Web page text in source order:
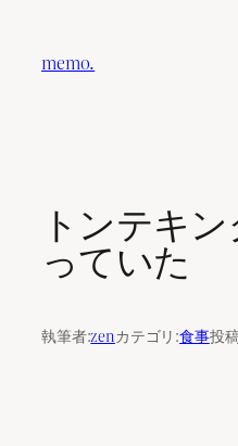
memo.
トンテキ
っていた
執筆者:zenカテゴリ:食事投